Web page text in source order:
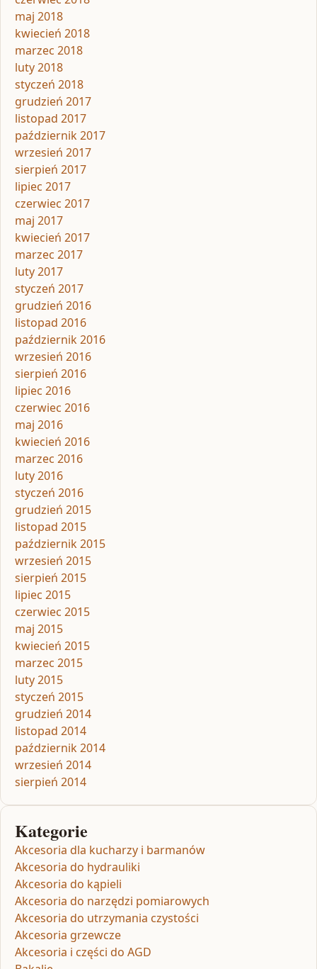
maj 2018
kwiecień 2018
marzec 2018
luty 2018
styczeń 2018
grudzień 2017
listopad 2017
październik 2017
wrzesień 2017
sierpień 2017
lipiec 2017
czerwiec 2017
maj 2017
kwiecień 2017
marzec 2017
luty 2017
styczeń 2017
grudzień 2016
listopad 2016
październik 2016
wrzesień 2016
sierpień 2016
lipiec 2016
czerwiec 2016
maj 2016
kwiecień 2016
marzec 2016
luty 2016
styczeń 2016
grudzień 2015
listopad 2015
październik 2015
wrzesień 2015
sierpień 2015
lipiec 2015
czerwiec 2015
maj 2015
kwiecień 2015
marzec 2015
luty 2015
styczeń 2015
grudzień 2014
listopad 2014
październik 2014
wrzesień 2014
sierpień 2014
Kategorie
Akcesoria dla kucharzy i barmanów
Akcesoria do hydrauliki
Akcesoria do kąpieli
Akcesoria do narzędzi pomiarowych
Akcesoria do utrzymania czystości
Akcesoria grzewcze
Akcesoria i części do AGD